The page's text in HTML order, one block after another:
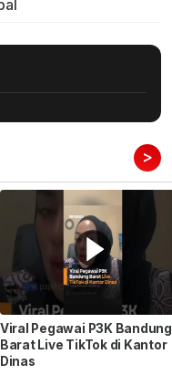
>
Viral Pegawai P3K Bandung
Barat Live TikTok di Kantor
Dinas